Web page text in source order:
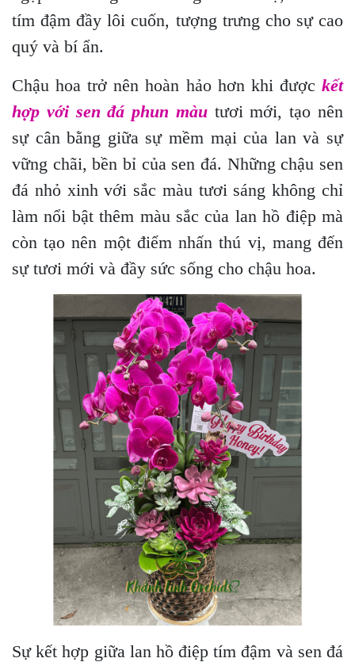
tím đậm đầy lôi cuốn, tượng trưng cho sự cao
quý và bí ẩn.
Chậu hoa trở nên hoàn hảo hơn khi được kết
hợp với sen đá phun màutươi mới, tạo nên
sự cân bằng giữa sự mềm mại của lan và sự
vững chãi, bền bỉ của sen đá. Những chậu sen
đá nhỏ xinh với sắc màu tươi sáng không chỉ
làm nổi bật thêm màu sắc của lan hồ điệp mà
còn tạo nên một điểm nhấn thú vị, mang đến
sự tươi mới và đầy sức sống cho chậu hoa.
Sự kết hợp giữa lan hồ điệp tím đậm và sen đá